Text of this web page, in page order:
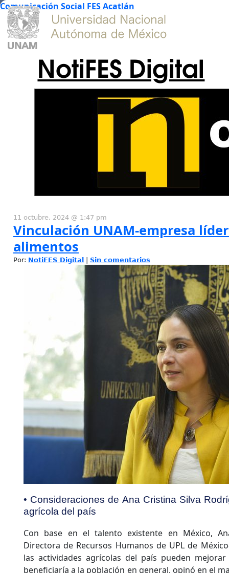
Comunicación Social FES Acatlán
NotiFES Digital
11 octubre, 2024 @ 1:47 pm
Vinculación UNAM-empresa
alimentos
Por: NotiFES Digital Sin comentarios
• Consideraciones de Ana Cristina Silva
agrícola del país
Con base en el talento existente en México,
Directora de Recursos Humanos de UPL de
las actividades agrícolas del país pueden
beneficiaría a la población en general, opinó en el